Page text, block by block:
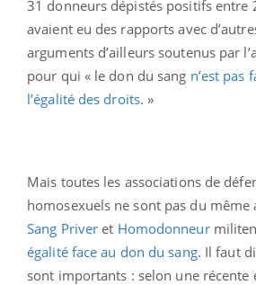
31 donneurs dépistés positifs entre
avaient eu des rapports avec
arguments d’ailleurs soutenus par
pour qui « le don du sang n’est pas
l’égalité des droits. »
Mais toutes les associations de
homosexuels ne sont pas du même
Sang Priver et Homodonneur
égalité face au don du sang. Il faut
sont importants : selon une récente